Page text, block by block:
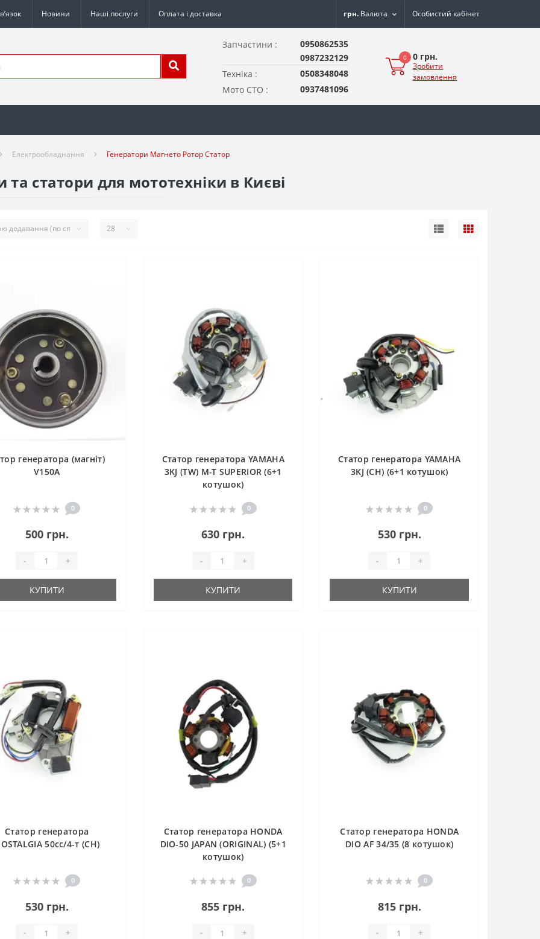
Новини Наші послуги Оплата і доставка грн. Валюта Особистий кабінет
Запчастини :
0950862535
0987232129
Техніка :
0508348048
Мото СТО :
0937481096
0 0 грн.
Зробити
замовлення
Електрообладнання Генератори Магнето Ротор Статор
статори для мототехніки в Києві
генератора (магніт)
V150A
0
500 грн.
- +
КУПИТИ
Статор генератора YAMAHA
3KJ (TW) M-T SUPERIOR (6+1
котушок)
0
630 грн.
- +
КУПИТИ
Статор генератора YAMAHA
3KJ (CH) (6+1 котушок)
0
530 грн.
- +
КУПИТИ
Статор генератора
50cc/4-т (CH)
0
530 грн.
- +
Статор генератора HONDA
DIO-50 JAPAN (ORIGINAL) (5+1
котушок)
0
855 грн.
- +
Статор генератора HONDA
DIO AF 34/35 (8 котушок)
0
815 грн.
- +